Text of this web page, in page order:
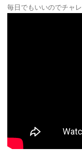
毎日でもいいのでチャ